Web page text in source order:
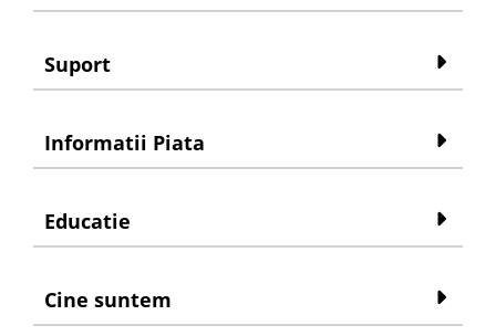
Suport
Informatii Piata
Educatie
Cine suntem